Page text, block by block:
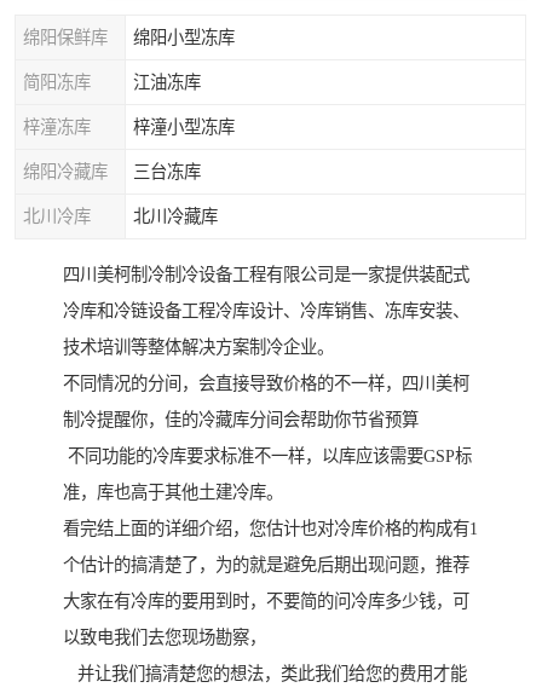
绵阳保鲜库 绵阳小型冻库
简阳冻库 江油冻库
梓潼冻库 梓潼小型冻库
绵阳冷藏库 三台冻库
北川冷库 北川冷藏库
四川美柯制冷制冷设备工程有限公司是一家提供装配式
冷库和冷链设备工程冷库设计、冷库销售、冻库安装、
技术培训等整体解决方案制冷企业。
不同情况的分间，会直接导致价格的不一样，四川美柯
制冷提醒你，佳的冷藏库分间会帮助你节省预算
不同功能的冷库要求标准不一样，以库应该需要GSP标
准，库也高于其他土建冷库。
看完结上面的详细介绍，您估计也对冷库价格的构成有1
个估计的搞清楚了，为的就是避免后期出现问题，推荐
大家在有冷库的要用到时，不要简的问冷库多少钱，可
以致电我们去您现场勘察，
并让我们搞清楚您的想法，类此我们给您的费用才能